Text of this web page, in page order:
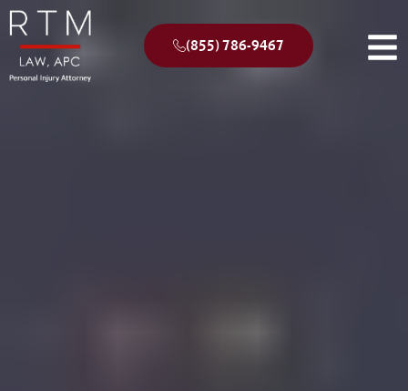
(855) 786-9467